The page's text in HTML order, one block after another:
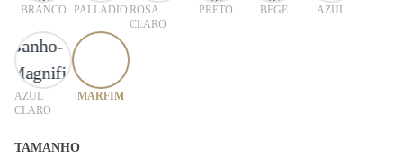
BRANCO PALLADIO ROSA
CLARO
PRETO BEGE AZUL
AZUL
CLARO
MARFIM
TAMANHO